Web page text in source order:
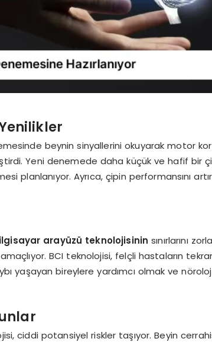
beynin sinyallerini okuyarak motor
Yeni denemede daha küçük ve hafif bir
planlanıyor. Ayrıca, çipin performansını
arayüzü teknolojisininsınırlarını
BCI teknolojisi, felçli hastaların
yaşayan bireylere yardımcı olmak ve
ciddi potansiyel riskler taşıyor. Beyin